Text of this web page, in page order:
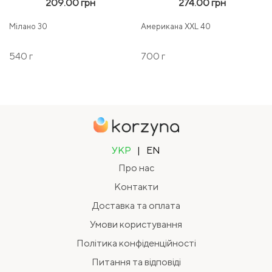
209.00 грн
Мілано 30
540 г
274.00 грн
Американа XXL 40
700 г
УКР |
EN
Про нас
Контакти
Доставка та оплата
Умови користування
Політика конфіденційності
Питання та відповіді